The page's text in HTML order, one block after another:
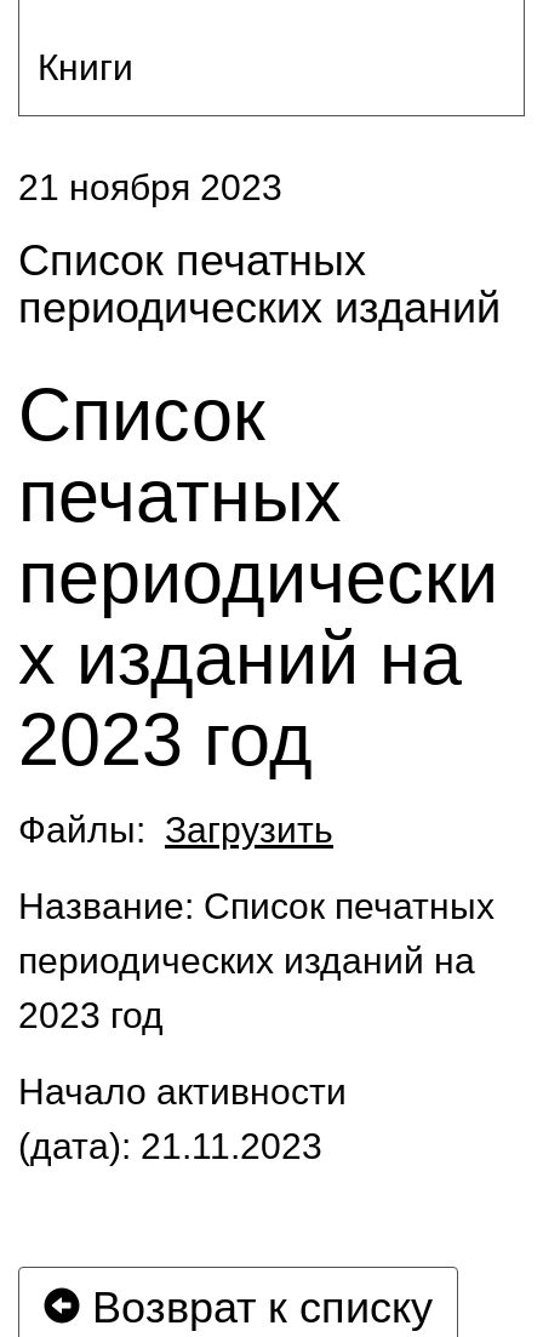
Книги
21 ноября 2023
Список печатных
периодических изданий
Список
печатных
периодически
х изданий на
2023 год
Файлы: Загрузить
Название: Список печатных
периодических изданий на
2023 год
Начало активности
(дата): 21.11.2023
Возврат к списку